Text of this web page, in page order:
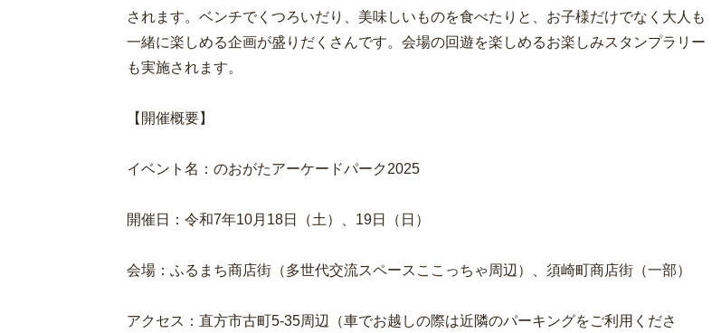
されます。ベンチでくつろいだり、美味しいものを食べたりと、お子様だけでなく大人も
一緒に楽しめる企画が盛りだくさんです。会場の回遊を楽しめるお楽しみスタンプラリー
も実施されます。
【開催概要】
イベント名：のおがたアーケードパーク2025
開催日：令和7年10月18日（土）、19日（日）
会場：ふるまち商店街（多世代交流スペースここっちゃ周辺）、須崎町商店街（一部）
アクセス：直方市古町5-35周辺（車でお越しの際は近隣のパーキングをご利用くださ